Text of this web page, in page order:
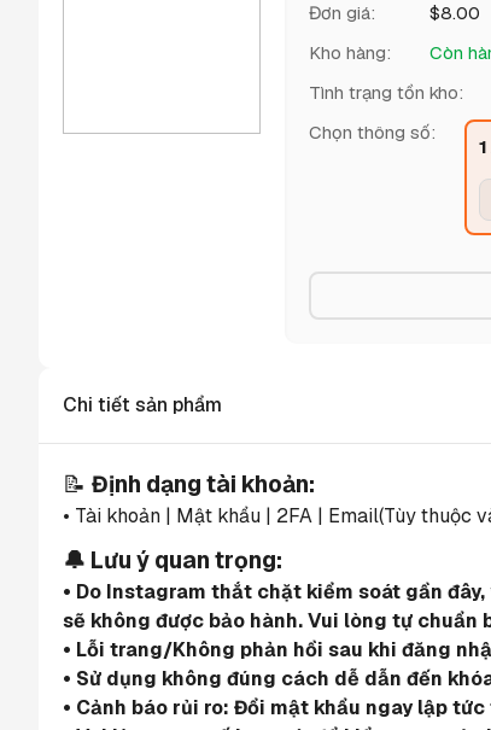
Đơn giá: $8.00
Kho hàng:
Còn
Tình trạng tồn kho:
Chọn thông số:
Chi tiết sản phẩm
📝 Định dạng tài khoản:
• Tài khoản | Mật khẩu | 2FA | Email(Tùy thuộc
🔔 Lưu ý quan trọng:
• Do Instagram thắt chặt kiểm soát gần
sẽ không được bảo hành. Vui lòng tự chuẩn
• Lỗi trang/Không phản hồi sau khi đăng
• Sử dụng không đúng cách dễ dẫn đến
• Cảnh báo rủi ro: Đổi mật khẩu ngay lập